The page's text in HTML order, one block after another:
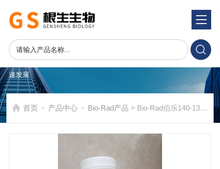
产品系统 PRODUCTS SYSTEM
速发展
首页 - 产品中心 - Bio-Rad产品 > Bio-Rad伯乐140-1331 AG1-X4阴离子交换树脂1401331